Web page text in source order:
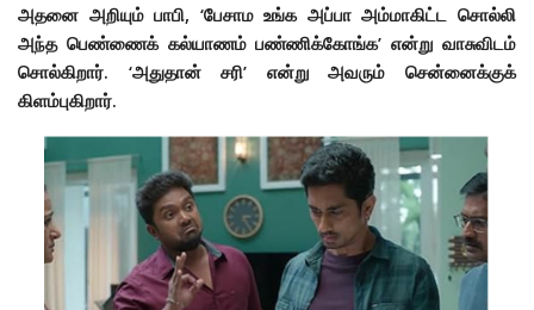
அதனை அறியும் பாபி, ‘பேசாம உங்க அப்பா அம்மாகிட்ட சொல்லி
அந்த பெண்ணைக் கல்யாணம் பண்ணிக்கோங்க’ என்று வாசுவிடம்
சொல்கிறார். ‘அதுதான் சரி’ என்று அவரும் சென்னைக்குக்
கிளம்புகிறார்.